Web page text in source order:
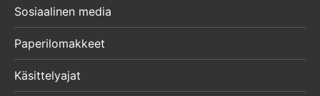
Sosiaalinen media
Paperilomakkeet
Käsittelyajat